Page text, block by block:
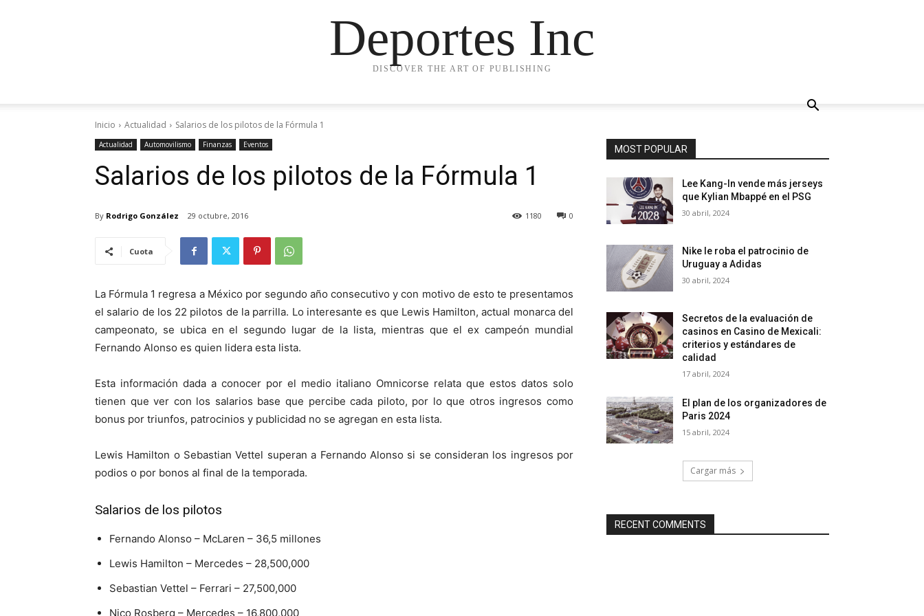
Deportes Inc
DISCOVER THE ART OF PUBLISHING
Inicio Actualidad Salarios de los pilotos de la Fórmula 1
Actualidad Automovilismo Finanzas Eventos
Salarios de los pilotos de la Fórmula 1
By Rodrigo González 29 octubre, 2016 0
1180
Cuota
La Fórmula 1 regresa a México por segundo año consecutivo y con motivo de esto te presentamos
el salario de los 22 pilotos de la parrilla. Lo interesante es que Lewis Hamilton, actual monarca del
campeonato, se ubica en el segundo lugar de la lista, mientras que el ex campeón mundial
Fernando Alonso es quien lidera esta lista.
Esta información dada a conocer por el medio italiano Omnicorse relata que estos datos solo
tienen que ver con los salarios base que percibe cada piloto, por lo que otros ingresos como
bonus por triunfos, patrocinios y publicidad no se agregan en esta lista.
Lewis Hamilton o Sebastian Vettel superan a Fernando Alonso si se consideran los ingresos por
podios o por bonos al final de la temporada.
Salarios de los pilotos
Fernando Alonso – McLaren – 36,5 millones
Lewis Hamilton – Mercedes – 28,500,000
Sebastian Vettel – Ferrari – 27,500,000
Nico Rosberg – Mercedes – 16,800,000
MOST POPULAR
Lee Kang-In vende más jerseys
que Kylian Mbappé en el PSG
30 abril, 2024
Nike le roba el patrocinio de
Uruguay a Adidas
30 abril, 2024
Secretos de la evaluación de
casinos en Casino de Mexicali:
сriterios y estándares de
calidad
17 abril, 2024
El plan de los organizadores de
Paris 2024
15 abril, 2024
Cargar más
RECENT COMMENTS